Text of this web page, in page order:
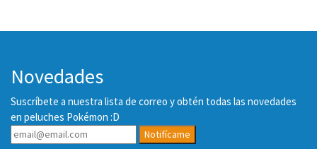
Novedades
Suscríbete a nuestra lista de correo y obtén todas las novedades
en peluches Pokémon :D
Notifícame